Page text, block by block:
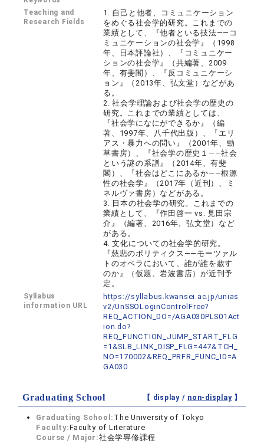
Teaching and
Research Fields
1. 自己と他者、コミュニケーション
をめぐる社会学的研究。これまでの
業績として、『他者といる技法――コ
ミュニケーションの社会学』（1998
年、日本評論社）、『コミュニケー
ションの社会学』（共編著、2009
年、有斐閣）、『反コミュニケーシ
ョン』（2013年、弘文堂）などがあ
る。
2. 社会学理論および社会学の歴史の
研究。これまでの業績としては、
『社会学になにができるか』（編
著、1997年、八千代出版）、『エリ
アス・暴力への問い』（2001年、勁
草書房）、『社会学の歴史１――社会
という謎の系譜』（2014年、有斐
閣）、『社会はどこにあるか――根源
性の社会学』（2017年（近刊）、ミ
ネルヴァ書房）などがある。
3. 日本の社会学の研究。これまでの
業績として、『作田啓一 vs. 見田宗
介』（編著、2016年、弘文堂）など
がある。
4. 文化についての社会学的研究。
『慈悲のポリティクス――モーツァル
トのオペラにおいて、誰が誰を赦す
のか』（仮題、岩波書店）が近刊予
定。
Syllabus
information URL
https://syllabus.kwansei.ac.jp/unias
v2/UnSSOLoginControlFree?
REQ_ACTION_DO=/AGA030PLS01Act
ion.do?
REQ_FUNCTION_JUMP_START_FLG
=1&SLB_LINK_DISP_FLG=447&TCH_
NO=170002&REQ_PRFR_FUNC_ID=A
GA030
Graduating School 【 display / non-display】
Graduating School: The University of Tokyo
Faculty:Faculty of Literature
Course / Major:社会学専修課程